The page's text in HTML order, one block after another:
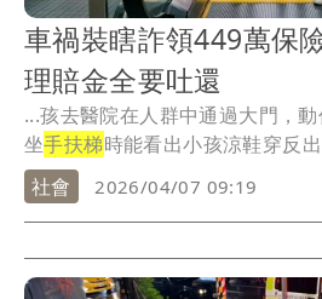
車禍裝瞎詐領449萬保
理賠金全要吐還
...孩去醫院在人群中通過大門，
坐手扶梯時能看出小孩涼鞋穿反
外操...
社會 2026/04/07 09:19